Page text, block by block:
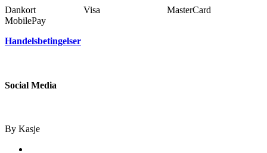
Dankort Visa MasterCard
MobilePay
Handelsbetingelser
Social Media
By Kasje